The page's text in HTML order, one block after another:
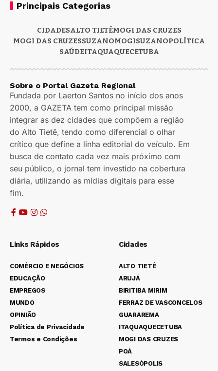
Principais Categorias
CIDADESALTO TIETÊMOGI DAS CRUZES
MOGI DAS CRUZESSUZANOMOGISUZANOPOLÍTICA
SAÚDEITAQUAQUECETUBA
Sobre o Portal Gazeta Regional
Fundada por Laerton Santos no início dos anos
2000, a GAZETA tem como principal missão
integrar as dez cidades que compõem a região
do Alto Tietê, tendo como diferencial o olhar
crítico que define a linha editorial do veículo. Em
busca de contato cada vez mais próximo com
seu público, o jornal tem investido na cobertura
diária, utilizando as mídias digitais para esse
fim.
Links Rápidos
COMÉRCIO E NEGÓCIOS
EDUCAÇÃO
EMPREGOS
MUNDO
OPINIÃO
Política de Privacidade
Termos e Condições
Cidades
ALTO TIETÊ
ARUJÁ
BIRITIBA MIRIM
FERRAZ DE VASCONCELOS
GUARAREMA
ITAQUAQUECETUBA
MOGI DAS CRUZES
POÁ
SALESÓPOLIS